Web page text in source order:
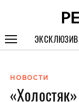
ЭКСКЛЮЗИВ
НОВОСТИ